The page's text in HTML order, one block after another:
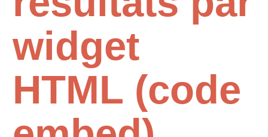
widget
HTML (code